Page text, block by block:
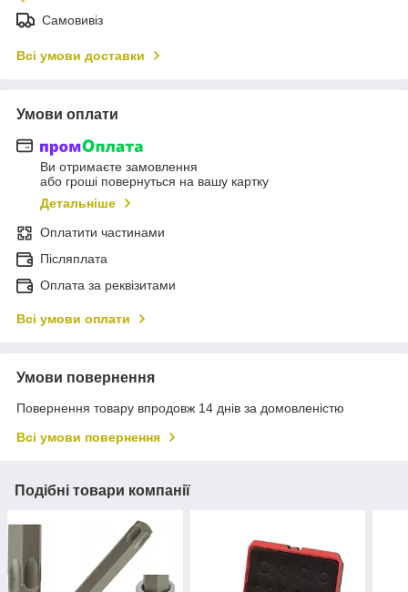
Самовивіз
Всі умови доставки
Умови оплати
Ви отримаєте замовлення
або гроші повернуться на вашу картку
Детальніше
Оплатити частинами
Післяплата
Оплата за реквізитами
Всі умови оплати
Умови повернення
Повернення товару впродовж 14 днів за домовленістю
Всі умови повернення
Подібні товари компанії